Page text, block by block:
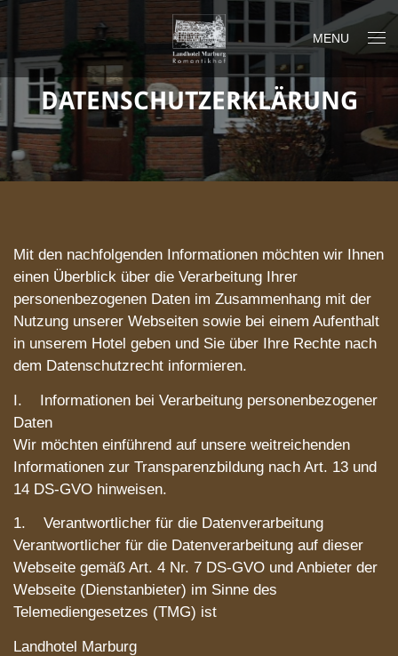
MENU
DATENSCHUTZERKLÄRUNG
Mit den nachfolgenden Informationen möchten wir Ihnen
einen Überblick über die Verarbeitung Ihrer
personenbezogenen Daten im Zusammenhang mit der
Nutzung unserer Webseiten sowie bei einem Aufenthalt
in unserem Hotel geben und Sie über Ihre Rechte nach
dem Datenschutzrecht informieren.
I. Informationen bei Verarbeitung personenbezogener
Daten
Wir möchten einführend auf unsere weitreichenden
Informationen zur Transparenzbildung nach Art. 13 und
14 DS-GVO hinweisen.
1. Verantwortlicher für die Datenverarbeitung
Verantwortlicher für die Datenverarbeitung auf dieser
Webseite gemäß Art. 4 Nr. 7 DS-GVO und Anbieter der
Webseite (Dienstanbieter) im Sinne des
Telemediengesetzes (TMG) ist
Landhotel Marburg